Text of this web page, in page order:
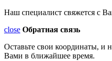
Наш специалист свяжется с
close Обратная связь
Оставьте свои координаты, и
Вами в ближайшее время.